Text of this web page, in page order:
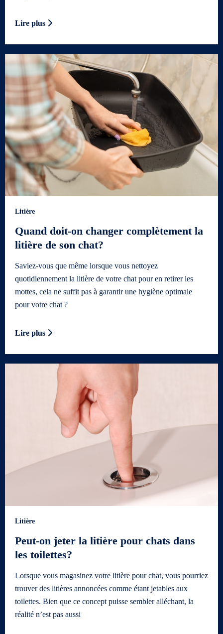
Lire plus
Litière
Quand doit-on changer complètement la
litière de son chat?
Saviez-vous que même lorsque vous nettoyez
quotidiennement la litière de votre chat pour en retirer les
mottes, cela ne suffit pas à garantir une hygiène optimale
pour votre chat ?
Lire plus
Litière
Peut-on jeter la litière pour chats dans
les toilettes?
Lorsque vous magasinez votre litière pour chat, vous pourriez
trouver des litières annoncées comme étant jetables aux
toilettes. Bien que ce concept puisse sembler alléchant, la
réalité n’est pas aussi